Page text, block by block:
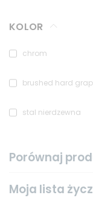
KOLOR
chrom
brushed hard
stal nierdzewna
Porównaj
Moja lista